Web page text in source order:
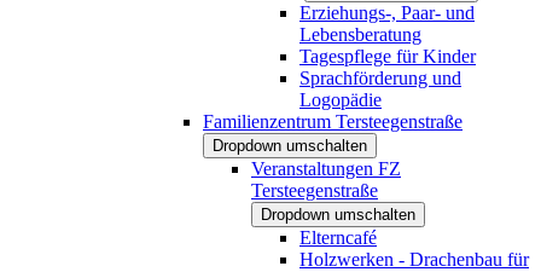
Erziehungs-, Paar- und
Lebensberatung
Tagespflege für Kinder
Sprachförderung und
Logopädie
Familienzentrum Tersteegenstraße
Dropdown umschalten
Veranstaltungen FZ
Tersteegenstraße
Dropdown umschalten
Elterncafé
Holzwerken - Drachenbau für